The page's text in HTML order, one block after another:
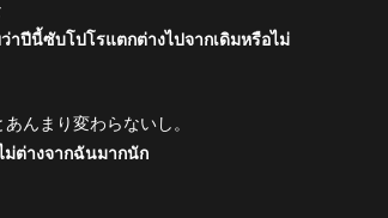
าปีนี้ซับโปโรแตกต่างไปจากเดิมหรือไม่
んまり変わらないし。
ต่างจากฉันมากนัก